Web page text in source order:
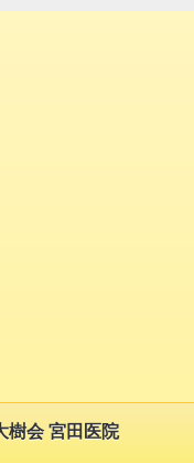
会 宮田医院